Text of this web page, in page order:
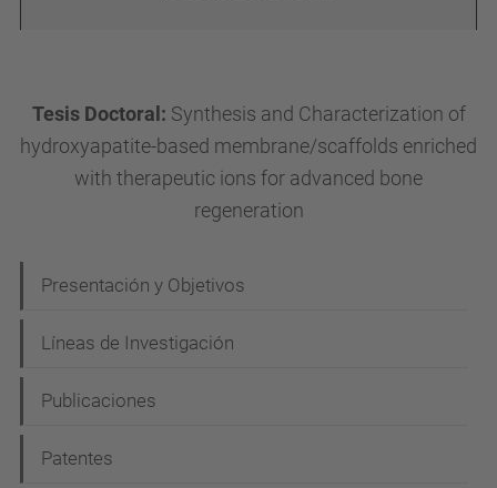
Tesis Doctoral: Synthesis and Characterization of
hydroxyapatite-based membrane/scaffolds enriched
with therapeutic ions for advanced bone
regeneration
a
v
g
a
Presentación y Objetivos
Líneas de Investigación
Publicaciones
Patentes